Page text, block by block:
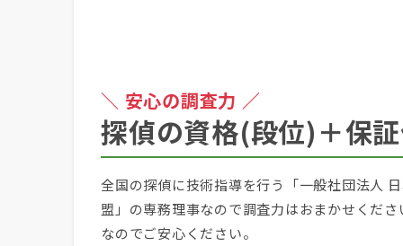
＼ 安心の調査力 ／
探偵の資格(段位)＋保
全国の探偵に技術指導を行う「一般社団法人
盟」の専務理事なので調査力はおまかせくだ
なのでご安心ください。